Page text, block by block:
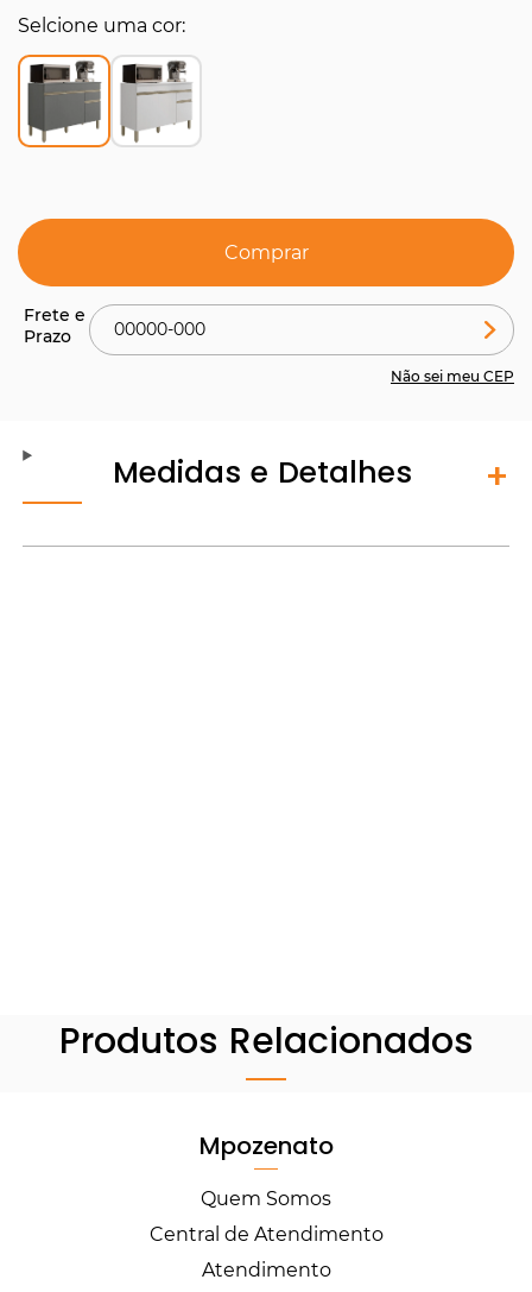
Selcione uma cor
Comprar
Não sei meu CEP
Medidas e Detalhes
Produtos Relacionados
Mpozenato
Quem Somos
Central de Atendimento
Atendimento